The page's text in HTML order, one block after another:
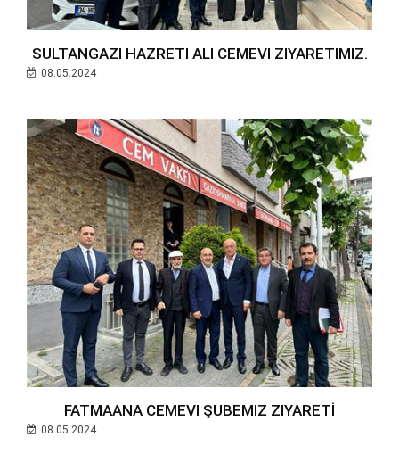
SULTANGAZI HAZRETI ALI CEMEVI ZIYARETIMIZ.
08.05.2024
FATMAANA CEMEVI ŞUBEMIZ ZIYARETİ
08.05.2024